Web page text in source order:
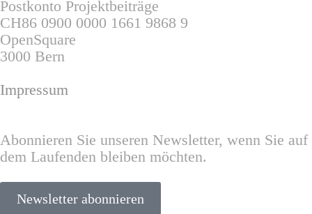
Postkonto Projektbeiträge
CH86 0900 0000 1661 9868 9
OpenSquare
3000 Bern
Impressum
Abonnieren Sie unseren Newsletter, wenn Sie auf
dem Laufenden bleiben möchten.
Newsletter abonnieren